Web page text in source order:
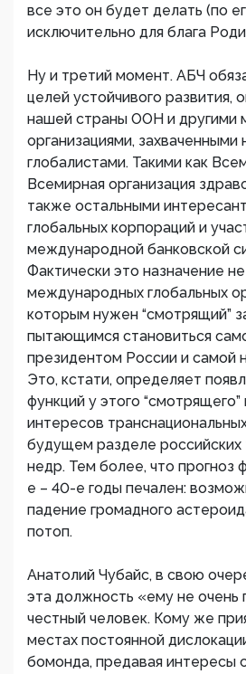
все это он будет делать (по
исключительно для блага
Ну и третий момент. АБЧ
целей устойчивого развития,
нашей страны ООН и другими
организациями, захваченными
глобалистами. Такими как
Всемирная организация
также остальными
глобальных корпораций и
международной банковской
Фактически это назначение
международных глобальных
которым нужен “смотрящий”
пытающимся становиться
президентом России и самой
Это, кстати, определяет
функций у этого
интересов
будущем разделе российских
недр. Тем более, что прогноз
е – 40-е годы печален:
падение громадного
потоп.
Анатолий Чубайс, в свою
эта должность «ему не очень
честный человек. Кому же
местах постоянной
бомонда, предавая интересы